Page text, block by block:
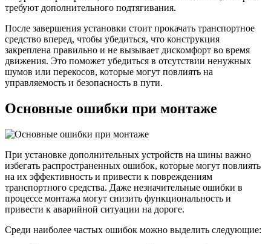
требуют дополнительного подтягивания.
После завершения установки стоит прокачать транспортное
средство вперед, чтобы убедиться, что конструкция
закреплена правильно и не вызывает дискомфорт во время
движения. Это поможет убедиться в отсутствии ненужных
шумов или перекосов, которые могут повлиять на
управляемость и безопасность в пути.
Основные ошибки при монтаже
При установке дополнительных устройств на шины важно
избегать распространенных ошибок, которые могут повлиять
на их эффективность и привести к повреждениям
транспортного средства. Даже незначительные ошибки в
процессе монтажа могут снизить функциональность и
привести к аварийной ситуации на дороге.
Среди наиболее частых ошибок можно выделить следующие: